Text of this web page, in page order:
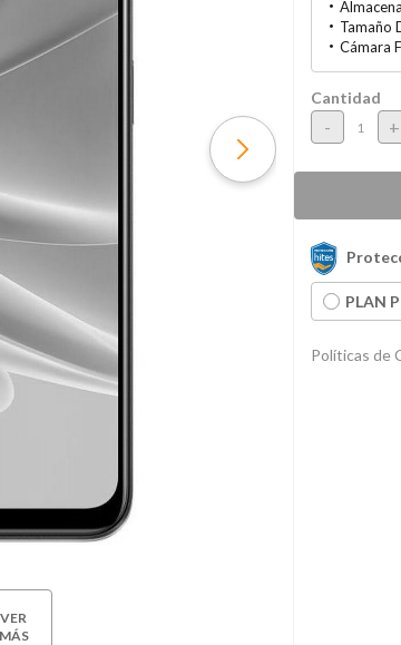
VER
MÁS
Tamaño
Cámara
Cantidad
- +
PLAN
Políticas de